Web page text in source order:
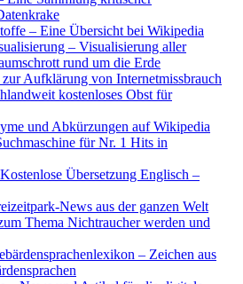
– Eine Übersicht bei Wikipedia
– Visualisierung aller
rund um die Erde
Aufklärung von Internetmissbrauch
kostenloses Obst für
und Abkürzungen auf Wikipedia
für Nr. 1 Hits in
Übersetzung Englisch –
News aus der ganzen Welt
Thema Nichtraucher werden und
– Zeichen aus